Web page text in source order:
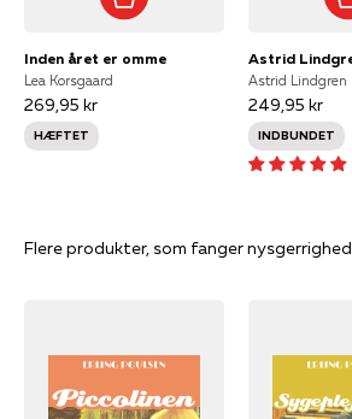
Inden året er omme
Lea Korsgaard
269,95 kr
HÆFTET
Astrid Lindgren
249,95 kr
INDBUNDET
Flere produkter, som fanger